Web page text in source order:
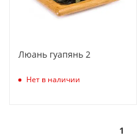
Люань гуапянь 2
Нет в наличии
1